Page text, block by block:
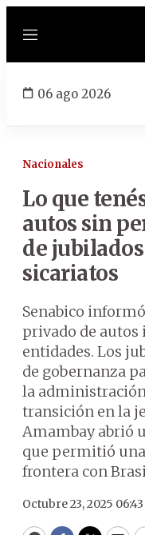
Menú
06 ago 2026
Nacionales
Lo que
autos sin
de
sicariatos
Senabico
privado de autos
entidades. Los
de gobernanza
la
transición en la
Amambay abrió
que permitió
frontera con
Octubre 23, 2025 06:43